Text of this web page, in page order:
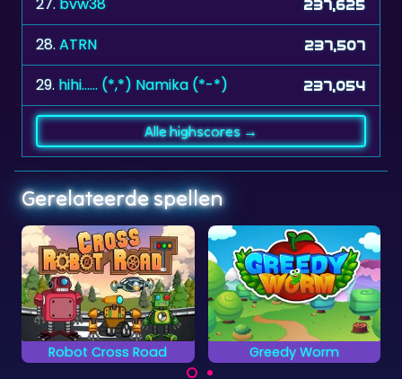
29. 237,054
Alle highscores →
Gerelateerde spellen
Greedy Worm
Eet de kadootjes zo
snel mogelijk.
SnowMan
Winter
Pacman in in de
winter als een